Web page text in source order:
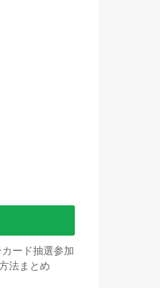
カード抽選参加
法まとめ